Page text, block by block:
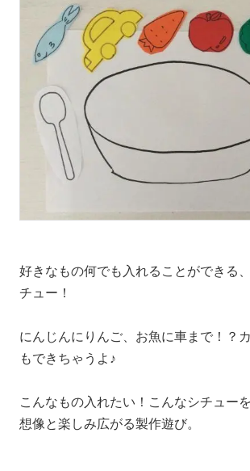
好きなもの何でも入れることができる
チュー！
にんじんにりんご、お魚に車まで！？
もできちゃうよ♪
こんなもの入れたい！こんなシチュー
想像と楽しみ広がる製作遊び。